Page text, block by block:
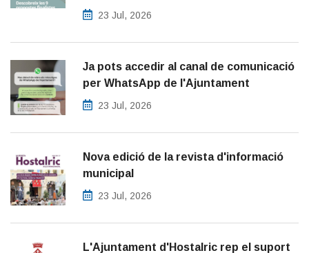
23 Jul, 2026
Ja pots accedir al canal de comunicació
per WhatsApp de l'Ajuntament
23 Jul, 2026
Nova edició de la revista d'informació
municipal
23 Jul, 2026
L'Ajuntament d'Hostalric rep el suport